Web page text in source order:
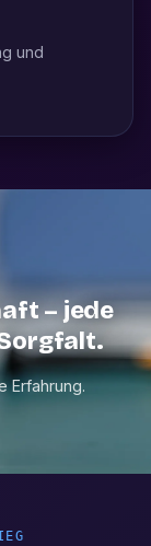
und
– jede
Erfahrung.